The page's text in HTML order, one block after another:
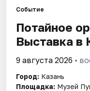
Событие
Потайное
Выставка в
9 августа 2026 •
Город: Казань
Площадка: Музей